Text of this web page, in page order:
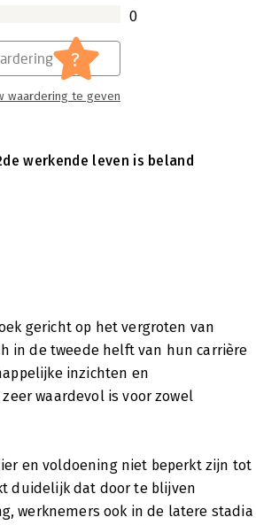
0
?
waardering te geven
werkende leven is beland
gericht op het vergroten van
in de tweede helft van hun carrière
inzichten en
waardevol is voor zowel
en voldoening niet beperkt zijn tot
duidelijk dat door te blijven
werknemers ook in de latere stadia